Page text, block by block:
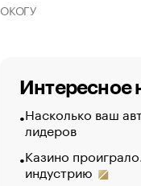
ОКОГУ
Интересное
Насколько ваш
лидеров
Казино
индустрию